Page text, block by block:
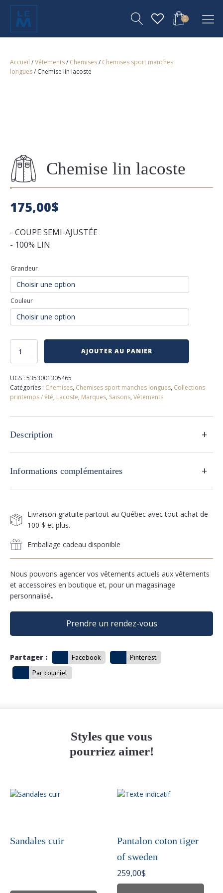
0
Accueil /Vêtements/ Chemises/ Chemises sport manches
longues/ Chemise lin lacoste
Chemise lin lacoste
175,00$
- COUPE SEMI-AJUSTÉE
- 100% LIN
Grandeur
Couleur
quantité
lin
lacoste
AJOUTER AU PANIER
UGS : 5353001305465
Catégories : Chemises, Chemises sport manches longues, Collections
printemps / été, Lacoste, Marques, Saisons, Vêtements
Description +
Informations complémentaires +
Livraison gratuite partout au Québec avec tout achat de
100 $ et plus.
Emballage cadeau disponible
Nous pouvons agencer vos vêtements actuels aux vêtements
et accessoires en boutique et, pour un magasinage
personnalisé.
Prendre un rendez-vous
Partager : Facebook
Pinterest
Par courriel
Styles que vous
pourriez aimer!
Sandales cuir
Pantalon coton tiger
of sweden
259,00$
Ce
variations.
options
peuvent
être